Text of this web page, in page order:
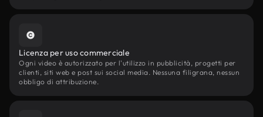
Licenza per uso commerciale
Ogni video è autorizzato per l'utilizzo in pubblicità, progetti per
clienti, siti web e post sui social media. Nessuna filigrana, nessun
obbligo di attribuzione.